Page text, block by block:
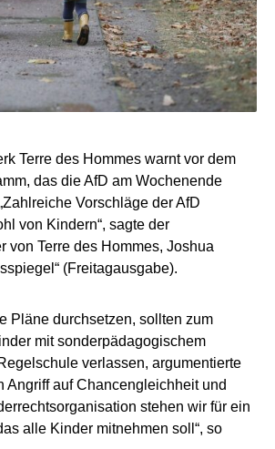
Terre des Hommes warnt vor dem
das die AfD am Wochenende
Vorschläge der AfD
von Kindern“, sagte der
von Terre des Hommes, Joshua
(Freitagausgabe).
Pläne durchsetzen, sollten zum
mit sonderpädagogischem
verlassen, argumentierte
Angriff auf Chancengleichheit und
stehen wir für ein
alle Kinder mitnehmen soll“, so